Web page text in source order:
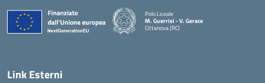
Polo Liceale
M. Guerrisi - V. Gerace
Cittanova (RC)
Link Esterni